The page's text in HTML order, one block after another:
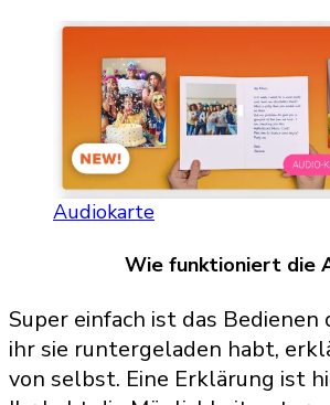
Audiokarte
Wie funktioniert die
Super einfach ist das Bedienen
ihr sie runtergeladen habt,
von selbst. Eine Erklärung ist